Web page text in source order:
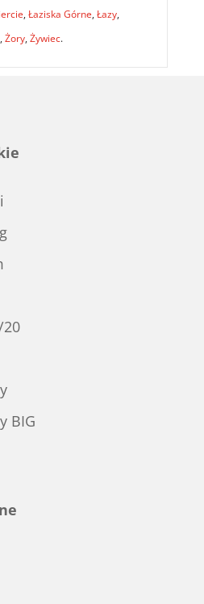
, Łaziska Górne, Łazy,
, Żory, Żywiec.
BIG